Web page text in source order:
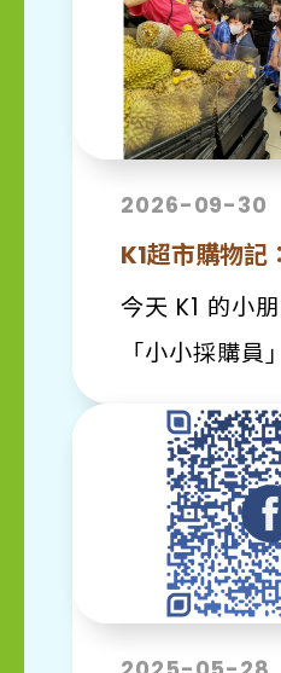
長、師生合一
福。 ​聖母巡遊
愛與敬意，跟
足跡。 ​在學校
僅注重知識，
子心靈與品德
感謝家長的參
份溫暖延續到
https://
2026-09-30
今天 K1 的小
「小小採購員
級市場完成任
場超市之旅不
街，更是一場
學與生活實
定目標： 出發